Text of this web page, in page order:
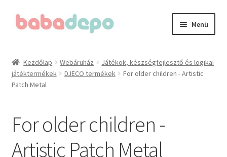
Ugrás
Kilépés
Menü
A fiókom
Általános Szerződési Feltételek (ÁSZF)
Kezdőlap Webáruház
Játékok, készségfejlesztő és logikai
játéktermékek
DJECO termékek
For older children - Artistic
Patch Metal
For older children -
Artistic Patch Metal